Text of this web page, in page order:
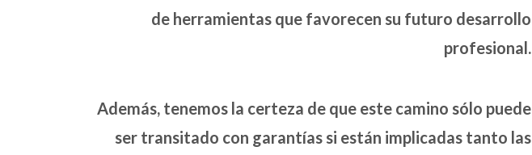
de herramientas que favorecen su futuro desarrollo
profesional.
Además, tenemos la certeza de que este camino sólo puede
ser transitado con garantías si están implicadas tanto las